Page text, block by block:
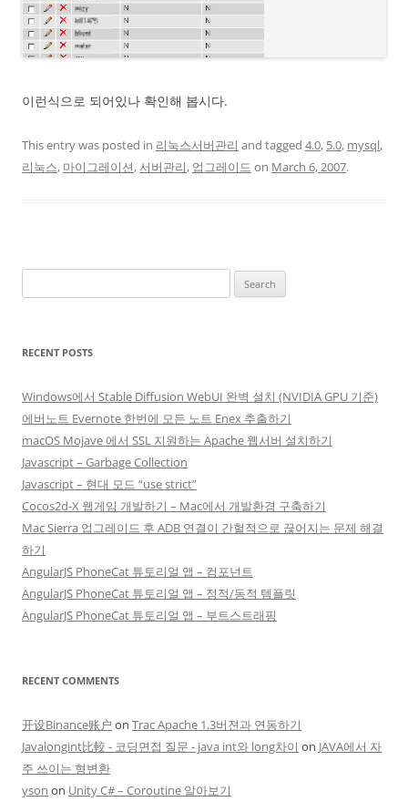
이런식으로 되어있나 확인해 봅시다.
This entry was posted in 리눅스서버관리 and tagged 4.0, 5.0, mysql,
리눅스, 마이그레이션, 서버관리, 업그레이드 on March 6, 2007.
for:
RECENT POSTS
Windows에서 Stable Diffusion WebUI 완벽 설치 (NVIDIA GPU 기준)
에버노트 Evernote 한번에 모든 노트 Enex 추출하기
macOS Mojave 에서 SSL 지원하는 Apache 웹서버 설치하기
Javascript – Garbage Collection
Javascript – 현대 모드 “use strict”
Cocos2d-X 웹게임 개발하기 – Mac에서 개발환경 구축하기
Mac Sierra 업그레이드 후 ADB 연결이 간헐적으로 끊어지는 문제 해결
하기
AngularJS PhoneCat 튜토리얼 앱 – 컴포넌트
AngularJS PhoneCat 튜토리얼 앱 – 정적/동적 템플릿
AngularJS PhoneCat 튜토리얼 앱 – 부트스트래핑
RECENT COMMENTS
开设Binance账户 on Trac Apache 1.3버젼과 연동하기
Javalongint比較 - 코딩면접 질문 - java int와 long차이 on JAVA에서 자
주 쓰이는 형변환
yson on Unity C# – Coroutine 알아보기